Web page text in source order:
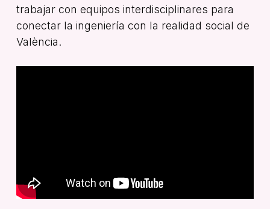
trabajar con equipos interdisciplinares para
conectar la ingeniería con la realidad social de
València.